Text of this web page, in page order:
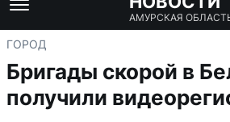
АМУРСКАЯ
ГОРОД
Бригады скорой в
получили